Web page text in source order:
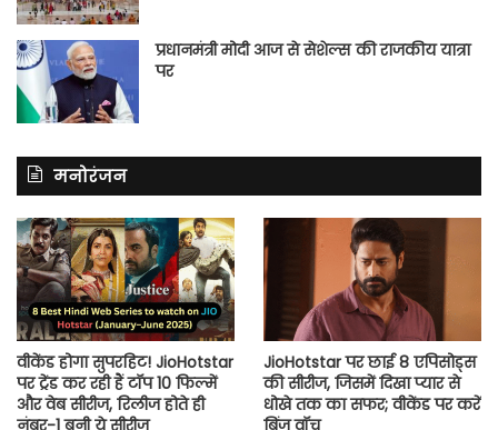
प्रधानमंत्री मोदी आज से सेशेल्स की राजकीय यात्रा
पर
मनोरंजन
वीकेंड होगा सुपरहिट! JioHotstar
पर ट्रेंड कर रही हैं टॉप 10 फिल्में
और वेब सीरीज, रिलीज होते ही
नंबर-1 बनी ये सीरीज
JioHotstar पर छाई 8 एपिसोड्स
की सीरीज, जिसमें दिखा प्यार से
धोखे तक का सफर; वीकेंड पर करें
बिंज वॉच